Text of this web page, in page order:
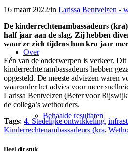
Over
Behaalde resultaten
16 maart 2022/in Larissa Bentvelzen -
De kinderrechtenambassadeurs
half jaar aan de slag. Zij hebben
waar ze zich tijdens hun kra jaar
Eén van de onderwerpen is verkeer.
kinderrechtenambassadeurs hebben
opgesteld. De meeste adviezen waren
waaronder het advies voor meer
Larissa Bentvelzen (Beter voor
de collega’s wethouders.
Tags: 4. Stedelijke ontwikkeling,
Kinderrechtenambassadeurs (kra,
Deel dit stuk